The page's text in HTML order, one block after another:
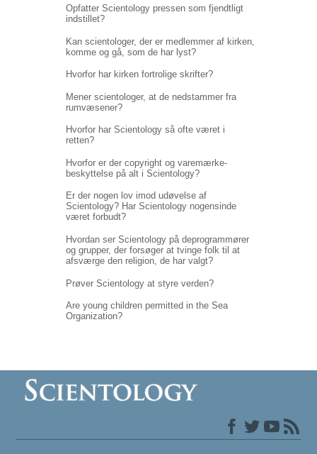
Opfatter Scientology pressen som fjendtligt
indstillet?
Kan scientologer, der er medlemmer af kirken,
komme og gå, som de har lyst?
Hvorfor har kirken fortrolige skrifter?
Mener scientologer, at de nedstammer fra
rumvæsener?
Hvorfor har Scientology så ofte været i
retten?
Hvorfor er der copyright og varemærke-
beskyttelse på alt i Scientology?
Er der nogen lov imod udøvelse af
Scientology? Har Scientology nogensinde
været forbudt?
Hvordan ser Scientology på deprogrammører
og grupper, der forsøger at tvinge folk til at
afsværge den religion, de har valgt?
Prøver Scientology at styre verden?
Are young children permitted in the Sea
Organization?